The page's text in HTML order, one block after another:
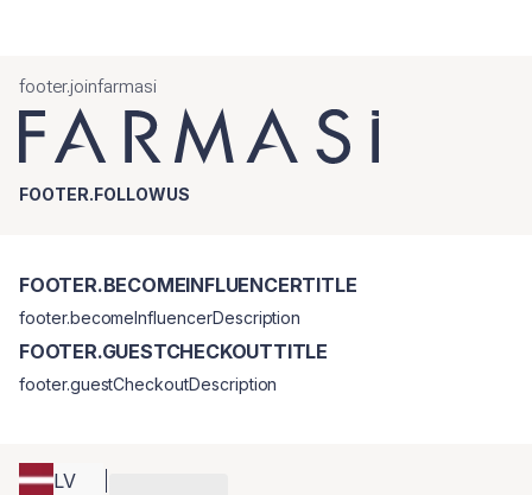
footer.joinfarmasi
FOOTER.FOLLOWUS
LV
FOOTER.BECOMEINFLUENCERTITLE
footer.becomeInfluencerDescription
FOOTER.GUESTCHECKOUTTITLE
footer.guestCheckoutDescription